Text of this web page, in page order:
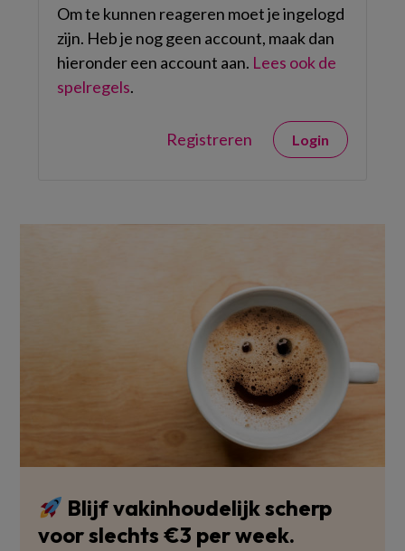
Om te kunnen reageren moet je ingelogd
zijn. Heb je nog geen account, maak dan
hieronder een account aan. Lees ook de
spelregels.
Registreren Login
Blijf vakinhoudelijk scherp
voor slechts €3 per week.